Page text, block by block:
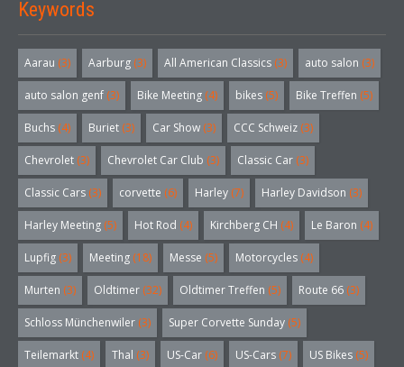
Keywords
Aarau (3) Aarburg (3) All American Classics (3) auto salon (3)
auto salon genf (3) Bike Meeting (4) bikes (5) Bike Treffen (5)
Buchs (4) Buriet (3) Car Show (3) CCC Schweiz (3)
Chevrolet (3) Chevrolet Car Club (3) Classic Car (3)
Classic Cars (3) corvette (6) Harley (7) Harley Davidson (3)
Harley Meeting (5) Hot Rod (4) Kirchberg CH (4) Le Baron (4)
Lupfig (3) Meeting (18) Messe (5) Motorcycles (4)
Murten (3) Oldtimer (32) Oldtimer Treffen (5) Route 66 (3)
Schloss Münchenwiler (3) Super Corvette Sunday (5)
Teilemarkt (4) Thal (3) US-Car (6) US-Cars (7) US Bikes (5)